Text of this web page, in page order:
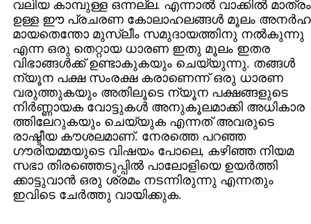
വലിയ കാമ്പുള്ള ഒന്നല്ല. എന്നാല്‍ വാക്കില്‍ മാത്രം
ഉള്ള ഈ പ്രചരണ കോലാഹലങ്ങള്‍ മൂലം അനര്‍ഹ
മായതെന്തോ മുസ്ലീം സമുദായത്തിനു നല്‍കുന്നു
എന്ന ഒരു തെറ്റായ ധാരണ ഇതു മൂലം ഇതര
വിഭാങ്ങള്‍ക്ക്‌ ഉണ്ടാകുകയും ചെയ്യുന്നു. തങ്ങള്‍
ന്യൂന പക്ഷ സംരക്ഷ കരാണെന്ന് ഒരു ധാരണ
വരുത്തുകയും അതിലൂടെ ന്യൂന പക്ഷങ്ങളുടെ
നിര്‍ണ്ണായക വോട്ടുകള്‍ അനുകൂലമാക്കി അധികാര
ത്തിലേറുകയും ചെയ്യുക എന്നത്‌ അവരുടെ
രാഷ്ടീയ കൗശലമാണ്‌. നേരത്തെ പറഞ്ഞ
ഗൗരിയമ്മയുടെ വിഷയം പോലെ, കഴിഞ്ഞ നിയമ
സഭാ തിരഞ്ഞെടുപ്പില്‍ പാലോളിയെ ഉയര്‍ത്തി
ക്കാട്ടുവാന്‍ ഒരു ശ്രമം നടന്നിരുന്നു എന്നതും
ഇവിടെ ചേര്‍ത്തു വായിക്കുക.